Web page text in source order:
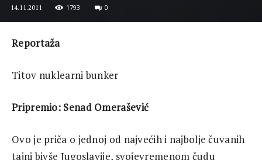
14.11.2011 1793 0
Reportaža
Titov nuklearni bunker
Pripremio: Senad Omerašević
Ovo je priča o jednoj od najvećih i najbolje čuvanih
tajni bivše Jugoslavije, svojevremenom čudu